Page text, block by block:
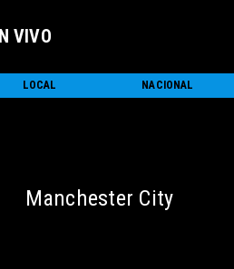
VIVO
LOCAL NACIONAL
Manchester City